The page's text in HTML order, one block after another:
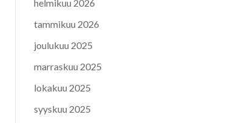
helmikuu 2026
tammikuu 2026
joulukuu 2025
marraskuu 2025
lokakuu 2025
syyskuu 2025